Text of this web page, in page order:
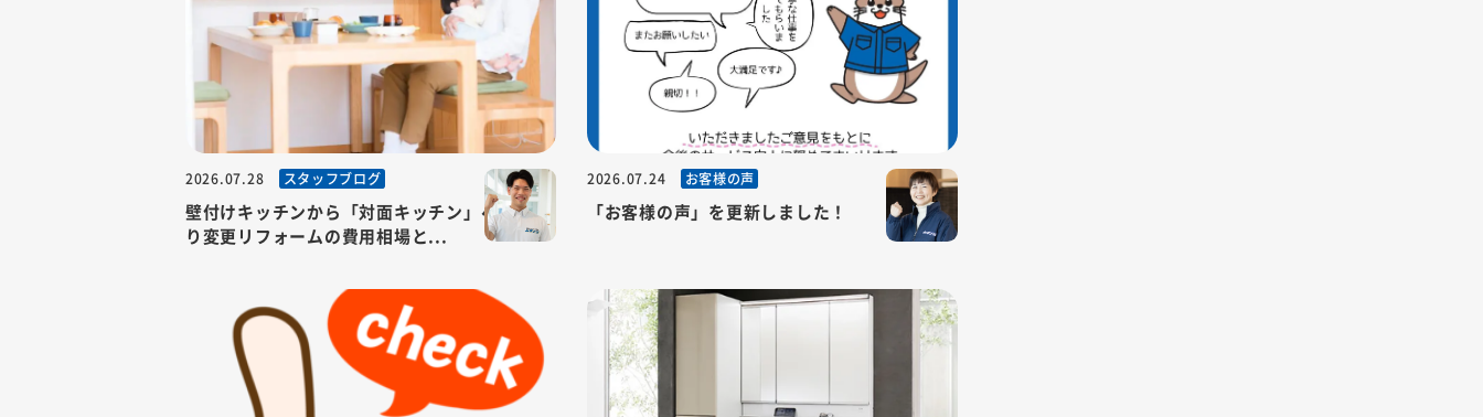
2026.07.28 スタッフブログ
壁付けキッチンから「対面キッチン」へ！間取
り変更リフォームの費用相場と...
2026.07.24 お客様の声
「お客様の声」を更新しました！